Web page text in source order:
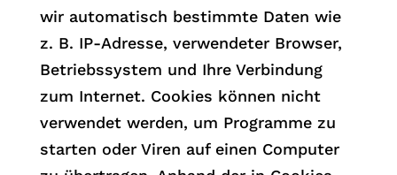
wir automatisch bestimmte Daten wie
z. B. IP-Adresse, verwendeter Browser,
Betriebssystem und Ihre Verbindung
zum Internet. Cookies können nicht
verwendet werden, um Programme zu
starten oder Viren auf einen Computer